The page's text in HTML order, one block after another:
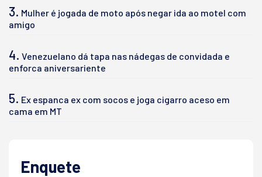
3. Mulher é jogada de moto após negar ida ao motel com
amigo
4. Venezuelano dá tapa nas nádegas de convidada e
enforca aniversariente
5. Ex espanca ex com socos e joga cigarro aceso em
cama em MT
Enquete